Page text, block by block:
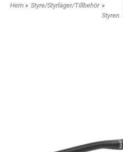
Hem » Styre/Styrlager/Tillbehör »
Styren